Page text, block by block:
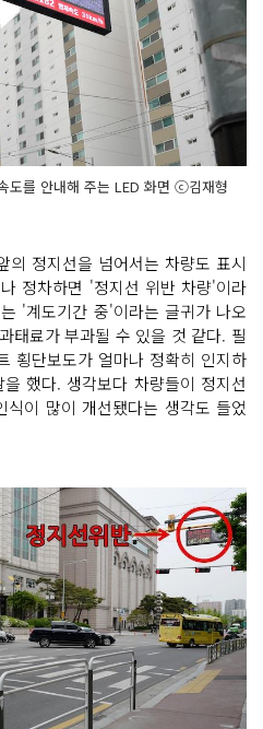
도를 안내해 주는 LED 화면 ⓒ김재형
의 정지선을 넘어서는 차량도 표시
정차하면 '정지선 위반 차량'이라
'계도기간 중'이라는 글귀가 나오
태료가 부과될 수 있을 것 같다. 필
횡단보도가 얼마나 정확히 인지하
했다. 생각보다 차량들이 정지선
이 많이 개선됐다는 생각도 들었